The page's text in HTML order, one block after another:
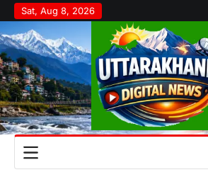
Skip
to
content
Sat, Aug 8, 2026